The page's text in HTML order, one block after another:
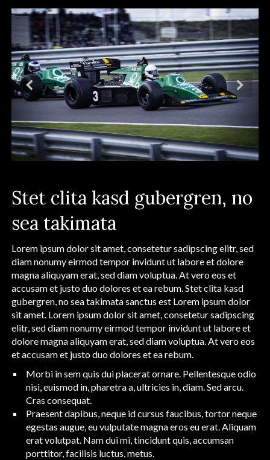
Stet clita kasd gubergren, no
sea takimata
Lorem ipsum dolor sit amet, consetetur sadipscing elitr, sed
diam nonumy eirmod tempor invidunt ut labore et dolore
magna aliquyam erat, sed diam voluptua. At vero eos et
accusam et justo duo dolores et ea rebum. Stet clita kasd
gubergren, no sea takimata sanctus est Lorem ipsum dolor
sit amet. Lorem ipsum dolor sit amet, consetetur sadipscing
elitr, sed diam nonumy eirmod tempor invidunt ut labore et
dolore magna aliquyam erat, sed diam voluptua. At vero eos
et accusam et justo duo dolores et ea rebum.
Morbi in sem quis dui placerat ornare. Pellentesque odio
nisi, euismod in, pharetra a, ultricies in, diam. Sed arcu.
Cras consequat.
Praesent dapibus, neque id cursus faucibus, tortor neque
egestas augue, eu vulputate magna eros eu erat. Aliquam
erat volutpat. Nam dui mi, tincidunt quis, accumsan
porttitor, facilisis luctus, metus.